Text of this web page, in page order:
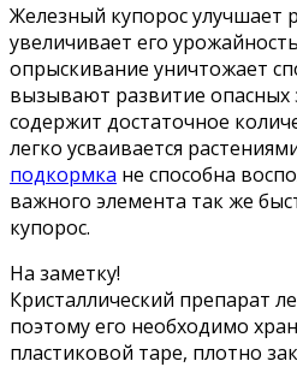
Железный купорос улучшает
увеличивает его
опрыскивание уничтожает
вызывают развитие опасных
содержит достаточное
легко усваивается
подкормка не способна
важного элемента так же
купорос.
На заметку!
Кристаллический препарат
поэтому его необходимо
пластиковой таре, плотно